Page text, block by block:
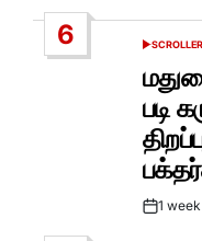
6
POSTED
SCROLLER
படி
Post
1